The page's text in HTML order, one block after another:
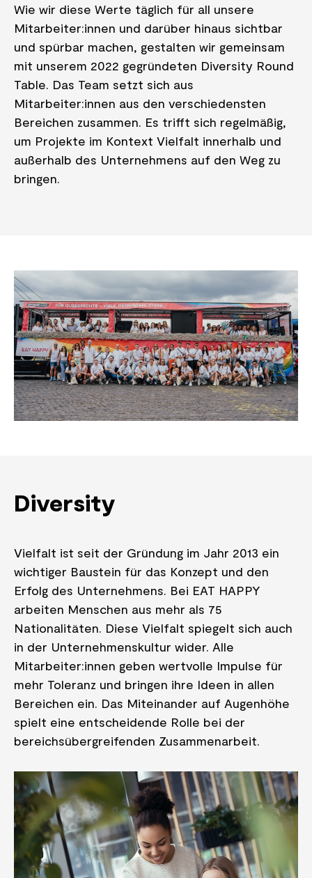
Wie wir diese Werte täglich für all unsere
Mitarbeiter:innen und darüber hinaus sichtbar
und spürbar machen, gestalten wir gemeinsam
mit unserem 2022 gegründeten Diversity Round
Table. Das Team setzt sich aus
Mitarbeiter:innen aus den verschiedensten
Bereichen zusammen. Es trifft sich regelmäßig,
um Projekte im Kontext Vielfalt innerhalb und
außerhalb des Unternehmens auf den Weg zu
bringen.
Diversity
Vielfalt ist seit der Gründung im Jahr 2013 ein
wichtiger Baustein für das Konzept und den
Erfolg des Unternehmens. Bei EAT HAPPY
arbeiten Menschen aus mehr als 75
Nationalitäten. Diese Vielfalt spiegelt sich auch
in der Unternehmenskultur wider. Alle
Mitarbeiter:innen geben wertvolle Impulse für
mehr Toleranz und bringen ihre Ideen in allen
Bereichen ein. Das Miteinander auf Augenhöhe
spielt eine entscheidende Rolle bei der
bereichsübergreifenden Zusammenarbeit.